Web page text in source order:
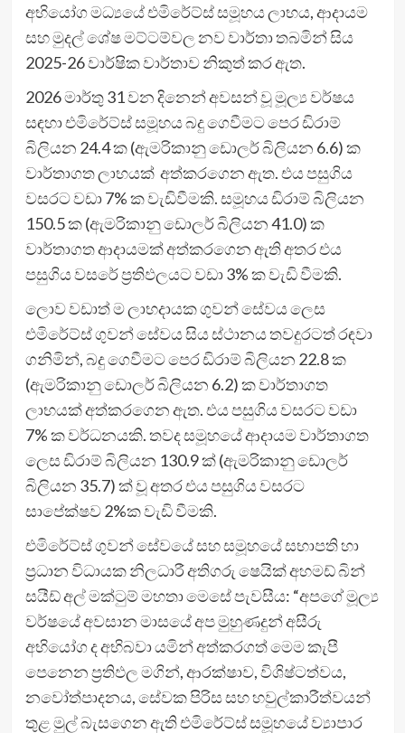
අභියෝග මධ්‍යයේ එමිරේට්ස් සමූහය ලාභය, ආදායම
සහ මුදල් ශේෂ මට්ටම්වල නව වාර්තා තබමින් සිය
2025-26 වාර්ෂික වාර්තාව නිකුත් කර ඇත.
2026 මාර්තු 31 වන දිනෙන් අවසන් වූ මූල්‍ය වර්ෂය
සඳහා එමිරේට්ස් සමූහය බදු ගෙවීමට පෙර ඩිරාම්
බිලියන 24.4 ක (ඇමරිකානු ඩොලර් බිලියන 6.6) ක
වාර්තාගත ලාභයක් අත්කරගෙන ඇත. එය පසුගිය
වසරට වඩා 7% ක වැඩිවීමකි. සමූහය ඩිරාම් බිලියන
150.5 ක (ඇමරිකානු ඩොලර් බිලියන 41.0) ක
වාර්තාගත ආදායමක් අත්කරගෙන ඇති අතර එය
පසුගිය වසරේ ප්‍රතිඵලයට වඩා 3% ක වැඩි වීමකි.
ලොව වඩාත් ම ලාභදායක ගුවන් සේවය ලෙස
එමිරේට්ස් ගුවන් සේවය සිය ස්ථානය තවදුරටත් රඳවා
ගනිමින්, බදු ගෙවීමට පෙර ඩිරාම් බිලියන 22.8 ක
(ඇමරිකානු ඩොලර් බිලියන 6.2) ක වාර්තාගත
ලාභයක් අත්කරගෙන ඇත. එය පසුගිය වසරට වඩා
7% ක වර්ධනයකි. තවද සමූහයේ ආදායම වාර්තාගත
ලෙස ඩිරාම් බිලියන 130.9 ක් (ඇමරිකානු ඩොලර්
බිලියන 35.7) ක් වූ අතර එය පසුගිය වසරට
සාපේක්ෂව 2%ක වැඩි වීමකි.
එමිරේට්ස් ගුවන් සේවයේ සහ සමූහයේ සභාපති හා
ප්‍රධාන විධායක නිලධාරී අතිගරු ෂෙයික් අහමඩ් බින්
සයීඩ් අල් මක්ටුම් මහතා මෙසේ පැවසීය: “අපගේ මූල්‍ය
වර්ෂයේ අවසාන මාසයේ අප මුහුණදුන් අසීරු
අභියෝග ද අභිබවා යමින් අත්කරගත් මෙම කැපී
පෙනෙන ප්‍රතිඵල මගින්, ආරක්ෂාව, විශිෂ්ටත්වය,
නවෝත්පාදනය, සේවක පිරිස සහ හවුල්කාරීත්වයන්
තුළ මුල් බැසගෙන ඇති එමිරේට්ස් සමූහයේ ව්‍යාපාර